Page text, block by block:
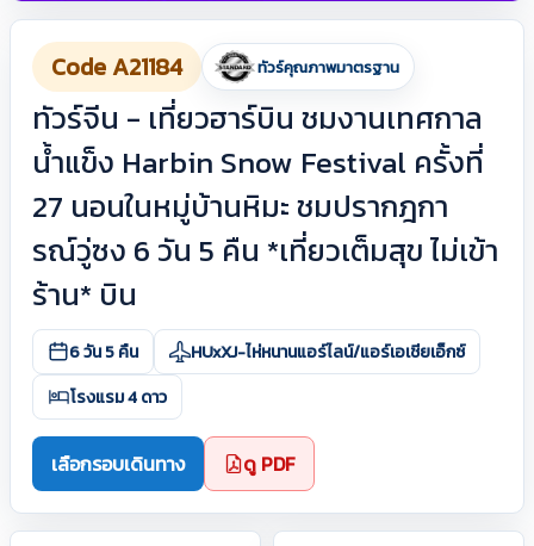
Code A21184 ทัวร์คุณภาพมาตรฐาน
ทัวร์จีน - เที่ยวฮาร์บิน ชมงานเทศกาล
น้ำแข็ง Harbin Snow Festival ครั้งที่
27 นอนในหมู่บ้านหิมะ ชมปรากฎกา
รณ์วู่ซง 6 วัน 5 คืน *เที่ยวเต็มสุข ไม่เข้า
ร้าน* บิน
6 วัน 5 คืน
HUxXJ-ไห่หนานแอร์ไลน์/แอร์เอเชียเอ็กซ์
โรงแรม 4 ดาว
เลือกรอบเดินทาง ดู PDF